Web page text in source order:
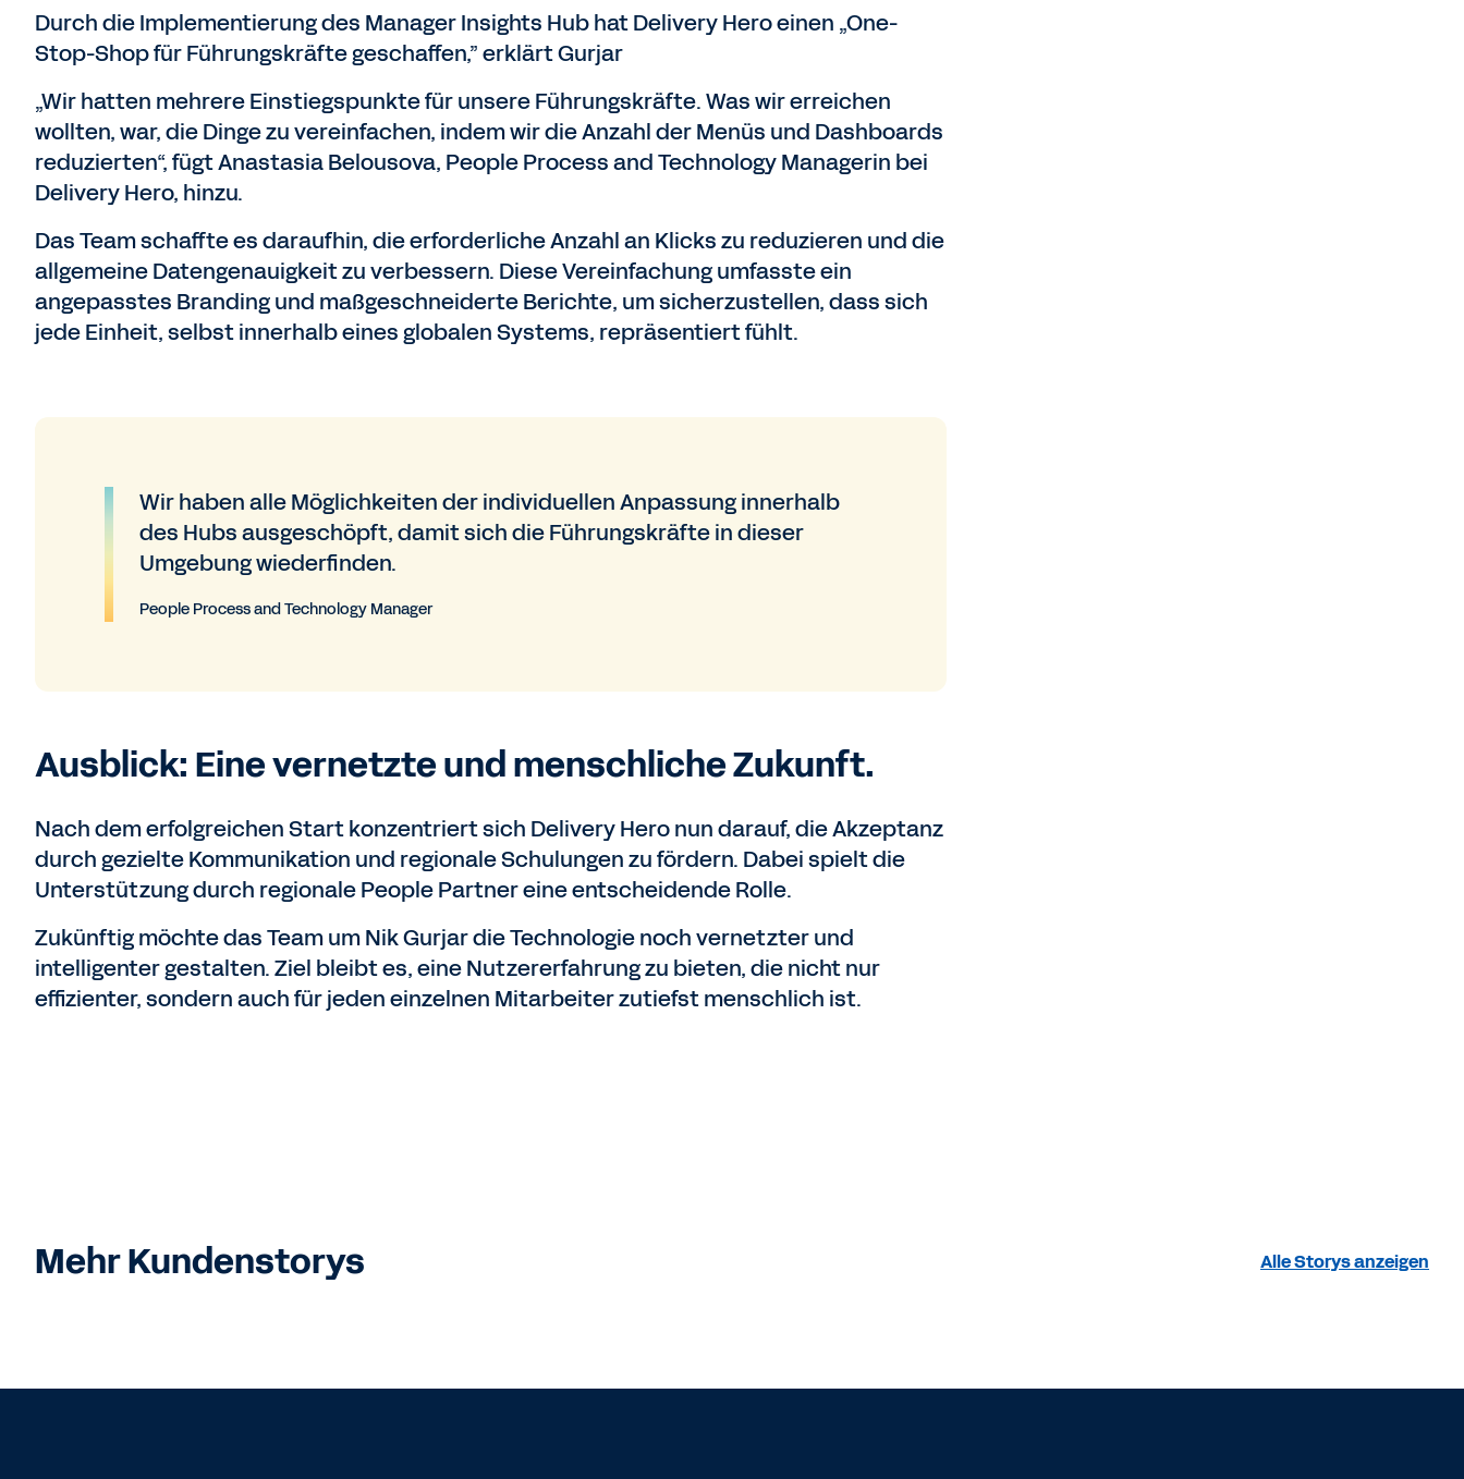
Durch die Implementierung des Manager Insights Hub hat Delivery Hero einen „One-
Stop-Shop für Führungskräfte geschaffen,” erklärt Gurjar
„Wir hatten mehrere Einstiegspunkte für unsere Führungskräfte. Was wir erreichen
wollten, war, die Dinge zu vereinfachen, indem wir die Anzahl der Menüs und Dashboards
reduzierten“, fügt Anastasia Belousova, People Process and Technology Managerin bei
Delivery Hero, hinzu.
Das Team schaffte es daraufhin, die erforderliche Anzahl an Klicks zu reduzieren und die
allgemeine Datengenauigkeit zu verbessern. Diese Vereinfachung umfasste ein
angepasstes Branding und maßgeschneiderte Berichte, um sicherzustellen, dass sich
jede Einheit, selbst innerhalb eines globalen Systems, repräsentiert fühlt.
Wir haben alle Möglichkeiten der individuellen Anpassung innerhalb
des Hubs ausgeschöpft, damit sich die Führungskräfte in dieser
Umgebung wiederfinden.
People Process and Technology Manager
Ausblick: Eine vernetzte und menschliche Zukunft.
Nach dem erfolgreichen Start konzentriert sich Delivery Hero nun darauf, die Akzeptanz
durch gezielte Kommunikation und regionale Schulungen zu fördern. Dabei spielt die
Unterstützung durch regionale People Partner eine entscheidende Rolle.
Zukünftig möchte das Team um Nik Gurjar die Technologie noch vernetzter und
intelligenter gestalten. Ziel bleibt es, eine Nutzererfahrung zu bieten, die nicht nur
effizienter, sondern auch für jeden einzelnen Mitarbeiter zutiefst menschlich ist.
Mehr Kundenstorys Alle Storys anzeigen